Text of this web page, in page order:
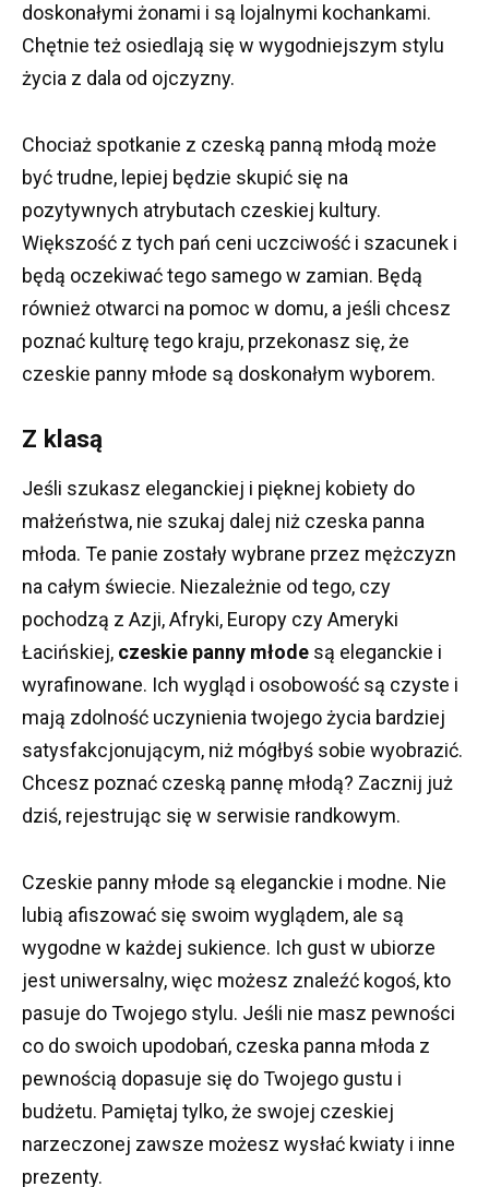
doskonałymi żonami i są lojalnymi kochankami.
Chętnie też osiedlają się w wygodniejszym stylu
życia z dala od ojczyzny.
Chociaż spotkanie z czeską panną młodą może
być trudne, lepiej będzie skupić się na
pozytywnych atrybutach czeskiej kultury.
Większość z tych pań ceni uczciwość i szacunek i
będą oczekiwać tego samego w zamian. Będą
również otwarci na pomoc w domu, a jeśli chcesz
poznać kulturę tego kraju, przekonasz się, że
czeskie panny młode są doskonałym wyborem.
Z klasą
Jeśli szukasz eleganckiej i pięknej kobiety do
małżeństwa, nie szukaj dalej niż czeska panna
młoda. Te panie zostały wybrane przez mężczyzn
na całym świecie. Niezależnie od tego, czy
pochodzą z Azji, Afryki, Europy czy Ameryki
Łacińskiej, czeskie panny młode są eleganckie i
wyrafinowane. Ich wygląd i osobowość są czyste i
mają zdolność uczynienia twojego życia bardziej
satysfakcjonującym, niż mógłbyś sobie wyobrazić.
Chcesz poznać czeską pannę młodą? Zacznij już
dziś, rejestrując się w serwisie randkowym.
Czeskie panny młode są eleganckie i modne. Nie
lubią afiszować się swoim wyglądem, ale są
wygodne w każdej sukience. Ich gust w ubiorze
jest uniwersalny, więc możesz znaleźć kogoś, kto
pasuje do Twojego stylu. Jeśli nie masz pewności
co do swoich upodobań, czeska panna młoda z
pewnością dopasuje się do Twojego gustu i
budżetu. Pamiętaj tylko, że swojej czeskiej
narzeczonej zawsze możesz wysłać kwiaty i inne
prezenty.